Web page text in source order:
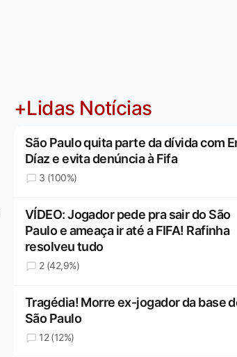
+Lidas Notícias
São Paulo quita parte da dívida com
Díaz e evita denúncia à Fifa
3 (100%)
VÍDEO: Jogador pede pra sair do São
Paulo e ameaça ir até a FIFA! Rafinha
resolveu tudo
2 (42,9%)
Tragédia! Morre ex-jogador da base
São Paulo
12 (12%)